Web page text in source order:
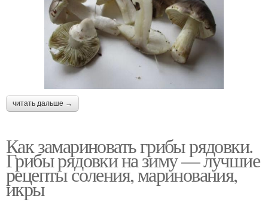
читать дальше →
Как замариновать грибы рядовки.
Грибы рядовки на зиму — лучшие
рецепты соления, маринования,
икры